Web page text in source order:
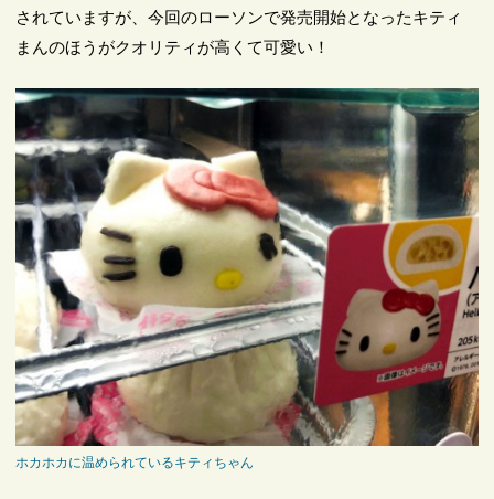
されていますが、今回のローソンで発売開始となったキティ
まんのほうがクオリティが高くて可愛い！
ホカホカに温められているキティちゃん